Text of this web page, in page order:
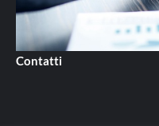
Contatti